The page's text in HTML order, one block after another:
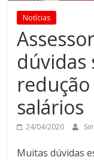
Notícias
dúvidas
salários
24/04/2020
Muitas dúvidas